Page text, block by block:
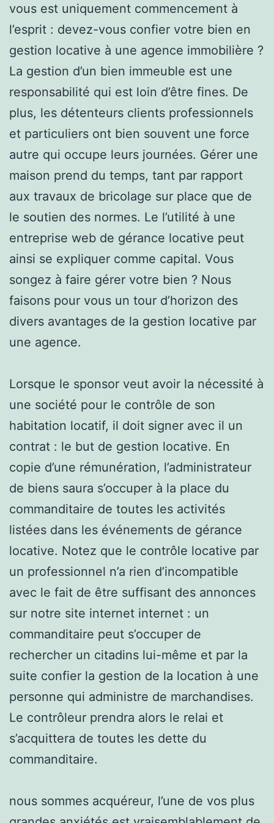
vous est uniquement commencement à
l’esprit : devez-vous confier votre bien en
gestion locative à une agence immobilière ?
La gestion d’un bien immeuble est une
responsabilité qui est loin d’être fines. De
plus, les détenteurs clients professionnels
et particuliers ont bien souvent une force
autre qui occupe leurs journées. Gérer une
maison prend du temps, tant par rapport
aux travaux de bricolage sur place que de
le soutien des normes. Le l’utilité à une
entreprise web de gérance locative peut
ainsi se expliquer comme capital. Vous
songez à faire gérer votre bien ? Nous
faisons pour vous un tour d’horizon des
divers avantages de la gestion locative par
une agence.
Lorsque le sponsor veut avoir la nécessité à
une société pour le contrôle de son
habitation locatif, il doit signer avec il un
contrat : le but de gestion locative. En
copie d’une rémunération, l’administrateur
de biens saura s’occuper à la place du
commanditaire de toutes les activités
listées dans les événements de gérance
locative. Notez que le contrôle locative par
un professionnel n’a rien d’incompatible
avec le fait de être suffisant des annonces
sur notre site internet internet : un
commanditaire peut s’occuper de
rechercher un citadins lui-même et par la
suite confier la gestion de la location à une
personne qui administre de marchandises.
Le contrôleur prendra alors le relai et
s’acquittera de toutes les dette du
commanditaire.
nous sommes acquéreur, l’une de vos plus